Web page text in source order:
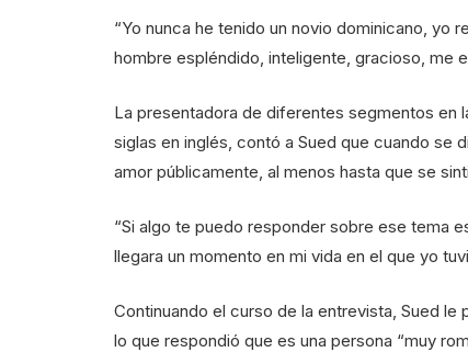
“Yo nunca he tenido un novio dominicano, yo
hombre espléndido, inteligente, gracioso, me
La presentadora de diferentes segmentos en
siglas en inglés, contó a Sued que cuando se
amor públicamente, al menos hasta que se
“Si algo te puedo responder sobre ese tema
llegara un momento en mi vida en el que yo
Continuando el curso de la entrevista, Sued
lo que respondió que es una persona “muy